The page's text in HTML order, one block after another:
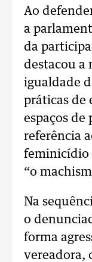
Ao
a
da
destacou a
igualdade
práticas de
espaços de
referência
feminicídio
“o
Na
o
forma
vereadora,